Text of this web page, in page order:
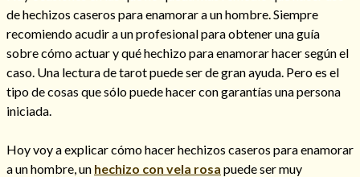
Amarre para recuperar a mi pareja
de hechizos caseros para enamorar a un hombre. Siempre
recomiendo acudir a un profesional para obtener una guía
sobre cómo actuar y qué hechizo para enamorar hacer según el
caso. Una lectura de tarot puede ser de gran ayuda. Pero es el
tipo de cosas que sólo puede hacer con garantías una persona
iniciada.
Hoy voy a explicar cómo hacer hechizos caseros para enamorar
a un hombre, un hechizo con vela rosa puede ser muy